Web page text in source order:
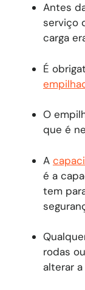
Antes
serviço
carga
É
O
que é
A
é a
tem
rodas
alterar